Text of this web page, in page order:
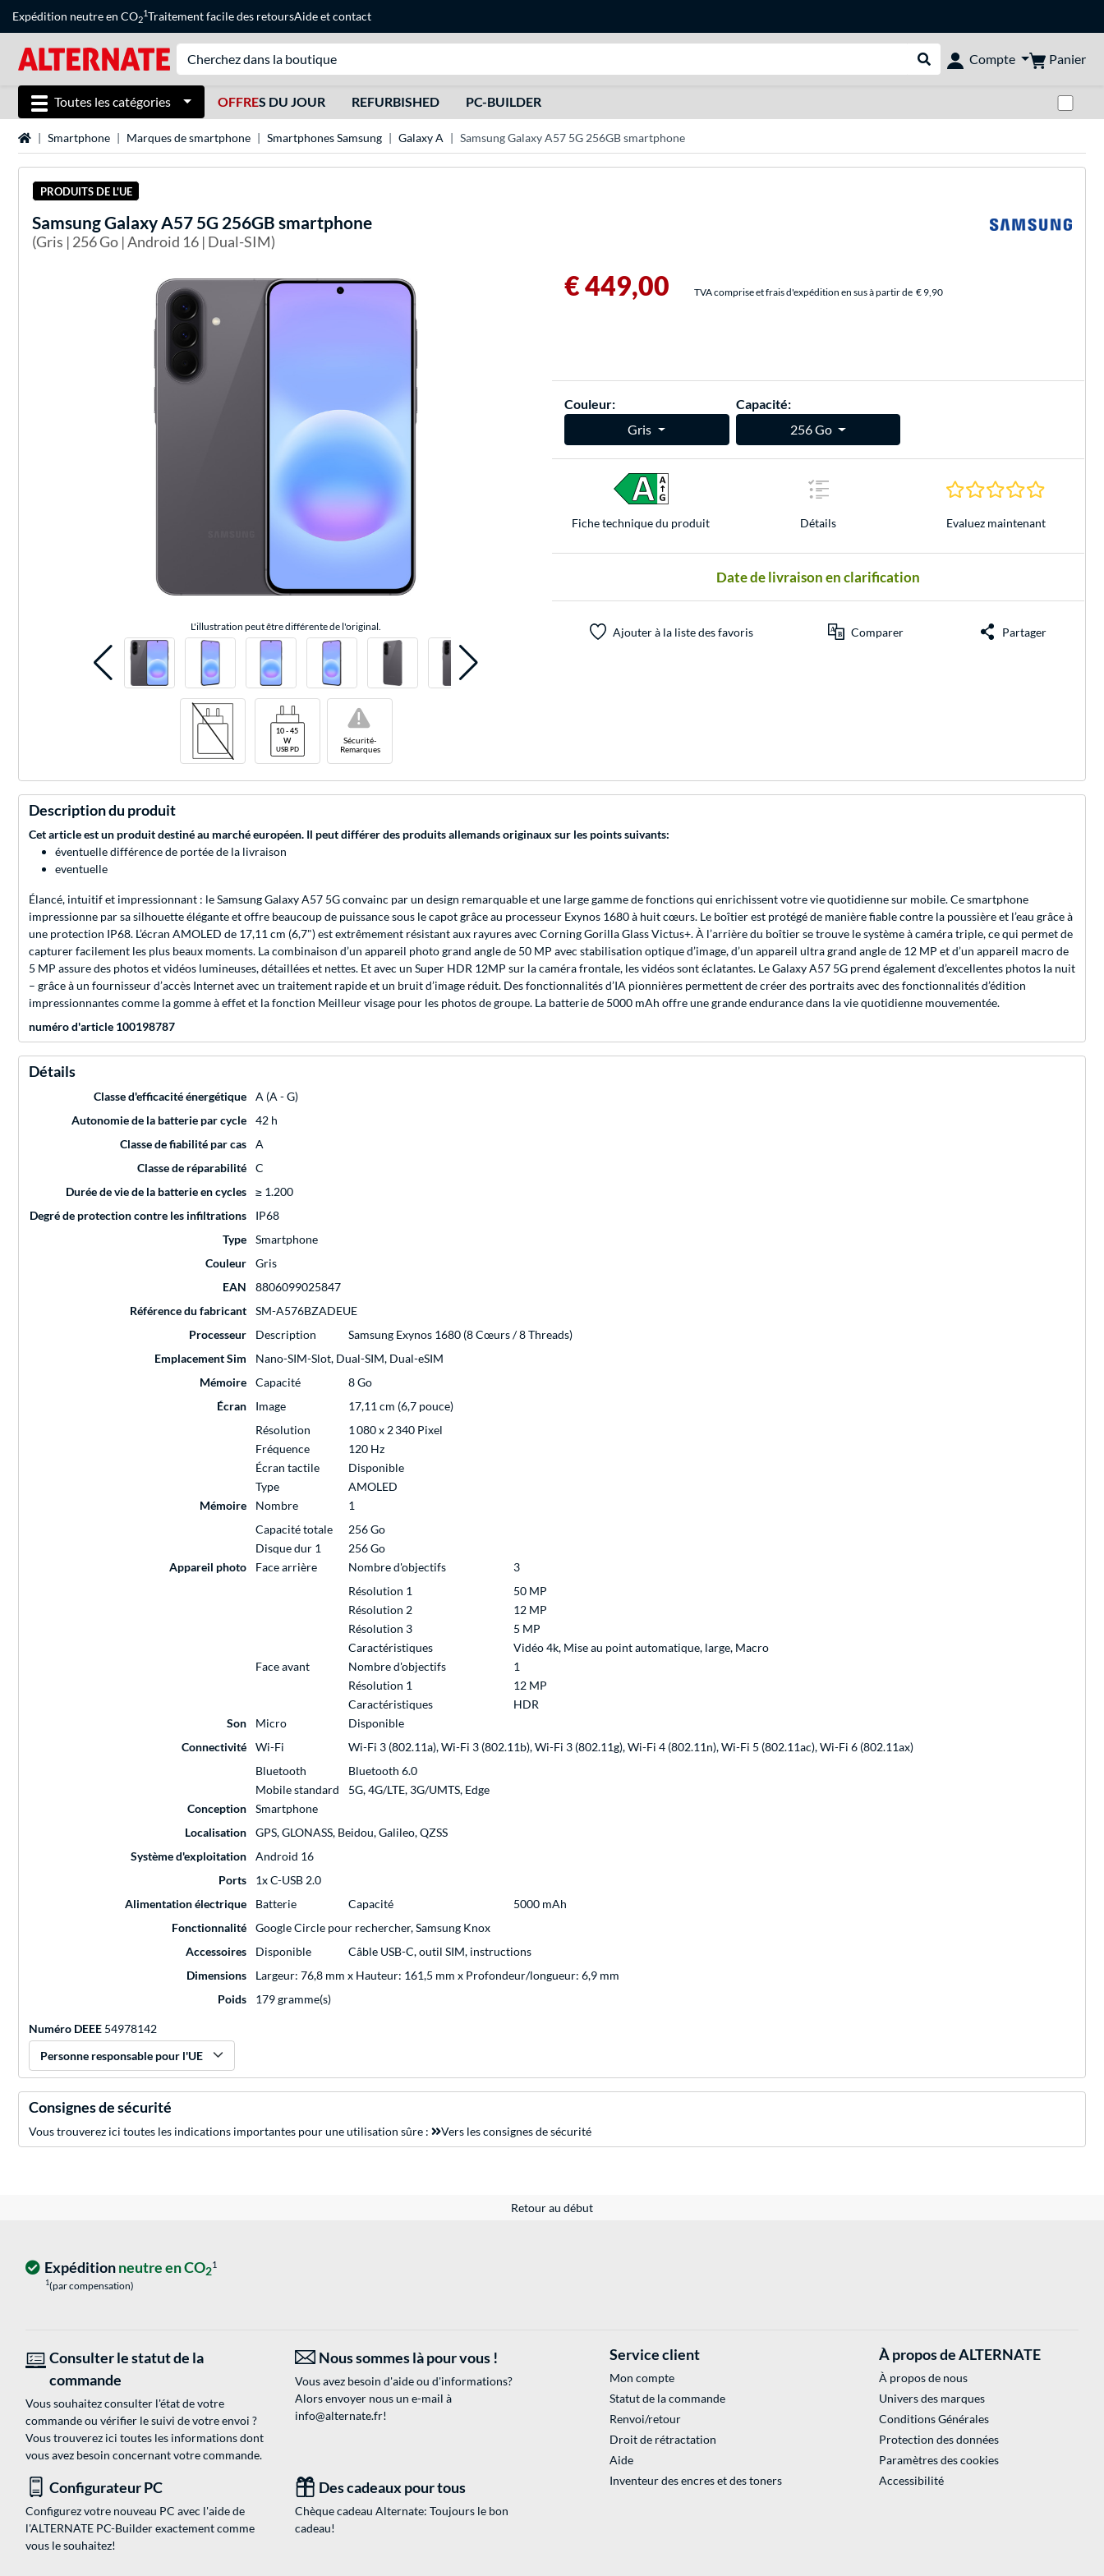
Expédition neutre en CO2
1Traitement facile des retoursAideetcontact
Rechercher dans le shop
Compte Panier
Toutes les catégories OFFRES DU JOUR REFURBISHED PC-BUILDER
Page d'accueil
Smartphone Marques de smartphone Smartphones Samsung Galaxy A Samsung Galaxy A57 5G 256GB smartphone
PRODUITS DE L'UE
SamsungGalaxy A57 5G 256GB smartphone
(Gris | 256 Go | Android 16 | Dual-SIM)
L'illustration peut être différente de l'original.
Sécurité-
Remarques
!
€ 449,00 TVA comprise et frais d'expédition en sus à partir de € 9,90
Couleur:
Gris
Capacité:
256 Go
Fiche technique du produit Détails
0.0 Étoiles
Evaluez maintenant
Date de livraison en clarification
Ajouter à la liste des favoris Comparer Partager
Description du produit
Cet article est un produit destiné au marché européen. Il peut différer des produits allemands originaux sur les points suivants:
éventuelle différence de portée de la livraison
eventuelle
Élancé, intuitif et impressionnant : le Samsung Galaxy A57 5G convainc par un design remarquable et une large gamme de fonctions qui enrichissent votre vie quotidienne sur mobile. Ce smartphone
impressionne par sa silhouette élégante et offre beaucoup de puissance sous le capot grâce au processeur Exynos 1680 à huit cœurs. Le boîtier est protégé de manière fiable contre la poussière et l’eau grâce à
une protection IP68. L’écran AMOLED de 17,11 cm (6,7") est extrêmement résistant aux rayures avec Corning Gorilla Glass Victus+. À l’arrière du boîtier se trouve le système à caméra triple, ce qui permet de
capturer facilement les plus beaux moments. La combinaison d’un appareil photo grand angle de 50 MP avec stabilisation optique d’image, d’un appareil ultra grand angle de 12 MP et d’un appareil macro de
5 MP assure des photos et vidéos lumineuses, détaillées et nettes. Et avec un Super HDR 12MP sur la caméra frontale, les vidéos sont éclatantes. Le Galaxy A57 5G prend également d’excellentes photos la nuit
– grâce à un fournisseur d’accès Internet avec un traitement rapide et un bruit d’image réduit. Des fonctionnalités d’IA pionnières permettent de créer des portraits avec des fonctionnalités d’édition
impressionnantes comme la gomme à effet et la fonction Meilleur visage pour les photos de groupe. La batterie de 5000 mAh offre une grande endurance dans la vie quotidienne mouvementée.
numéro d'article 100198787
Détails
Classe d'efficacité énergétique
A (A - G)
Autonomie de la batterie par cycle
42 h
Classe de fiabilité par cas
A
Classe de réparabilité
C
Durée de vie de la batterie en cycles
≥ 1.200
Degré de protection contre les infiltrations
IP68
Type
Smartphone
Couleur
Gris
EAN
8806099025847
Référence du fabricant
SM-A576BZADEUE
Processeur
Description
Samsung Exynos 1680 (8 Cœurs / 8 Threads)
Emplacement Sim
Nano-SIM-Slot, Dual-SIM, Dual-eSIM
Mémoire
Capacité
8 Go
Écran
Image
17,11 cm (6,7 pouce)
Résolution
1 080 x 2 340 Pixel
Fréquence
120 Hz
Écran tactile
Disponible
Type
AMOLED
Mémoire
Nombre
1
Capacité totale
256 Go
Disque dur 1
256 Go
Appareil photo
Face arrière Nombre d'objectifs
3
Résolution 1
50 MP
Résolution 2
12 MP
Résolution 3
5 MP
Caractéristiques
Vidéo 4k, Mise au point automatique, large, Macro
Face avant
Nombre d'objectifs
1
Résolution 1
12 MP
Caractéristiques
HDR
Son
Micro
Disponible
Connectivité
Wi-Fi
Wi-Fi 3 (802.11a), Wi-Fi 3 (802.11b), Wi-Fi 3 (802.11g), Wi-Fi 4 (802.11n), Wi-Fi 5 (802.11ac), Wi-Fi 6 (802.11ax)
Bluetooth
Bluetooth 6.0
Mobile standard
5G, 4G/LTE, 3G/UMTS, Edge
Conception
Smartphone
Localisation
GPS, GLONASS, Beidou, Galileo, QZSS
Système d'exploitation
Android 16
Ports
1x C-USB 2.0
Alimentation électrique
Batterie Capacité
5000 mAh
Fonctionnalité
Google Circle pour rechercher, Samsung Knox
Accessoires
Disponible
Câble USB-C, outil SIM, instructions
Dimensions
Largeur: 76,8 mm x Hauteur: 161,5 mm x Profondeur/longueur: 6,9 mm
Poids
179 gramme(s)
Numéro DEEE 54978142
Personne responsable pour l'UE
Consignes de sécurité
Vous trouverez ici toutes les indications importantes pour une utilisation sûre : Vers les consignes de sécurité
Retour au début
Expéditionneutre en CO21
1(par compensation)
Consulter le statut de la
commande
Vous souhaitez consulter l'état de votre
commande ou vérifier le suivi de votre envoi ?
Vous trouverez ici toutes les informations dont
vous avez besoin concernant votre commande.
Nous sommes là pour vous !
Vous avez besoin d'aide ou d'informations?
Alors envoyer nous un e-mail à
info@alternate.fr!
Configurateur PC
Configurez votre nouveau PC avec l'aide de
l'ALTERNATE PC-Builder exactement comme
vous le souhaitez!
Des cadeaux pour tous
Chèque cadeau Alternate: Toujours le bon
cadeau!
Service client
Mon compte
Statut de la commande
Renvoi/retour
Droit de rétractation
Aide
Inventeur des encres et des toners
À propos de ALTERNATE
À propos de nous
Univers des marques
Conditions Générales
Protection des données
Paramètres des cookies
Accessibilité